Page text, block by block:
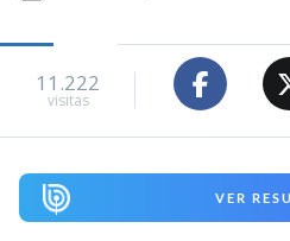
11.222
visitas
VER